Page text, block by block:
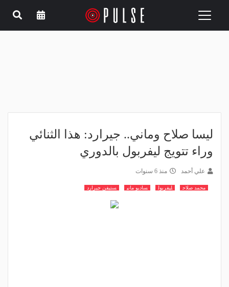
Toggle
ليسا صلاح وماني.. جيرارد: هذا الثنائي
وراء تتويج ليفربول بالدوري
علي أحمد منذ 6 سنوات
محمد صلاح ليفربول ساديو ماني ستيفن جيرارد